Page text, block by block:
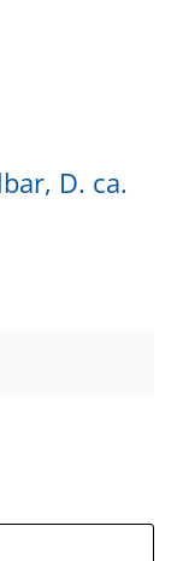
D. ca.